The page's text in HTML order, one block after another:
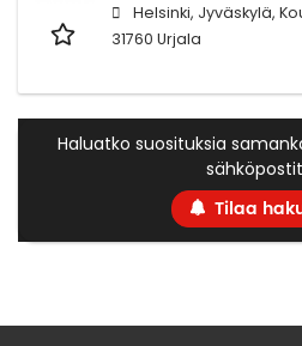
Helsinki, Jyväskylä,
31760 Urjala
Haluatko suosituksia
Tilaa